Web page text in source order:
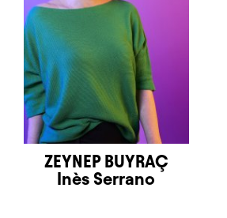
ZEYNEP BUYRAÇ
Inès Serrano